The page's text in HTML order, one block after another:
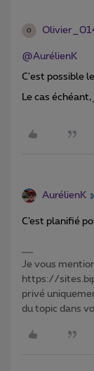
O
@AurélienK
C'est possible
Le cas
AurélienK
C’est planifié
Je vous
https://
privé
du topic dans